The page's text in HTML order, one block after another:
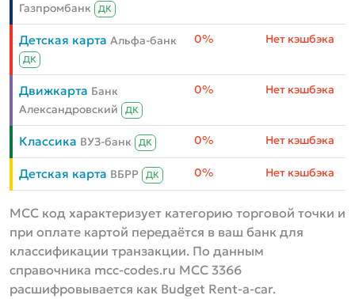
Газпромбанк ДК
Детская карта Альфа-банк
ДК
0% Нет кэшбэка
Движкарта Банк
Александровский
ДК
0% Нет кэшбэка
Классика ВУЗ-банк ДК 0% Нет кэшбэка
Детская карта ВБРР ДК 0% Нет кэшбэка
MCC код характеризует категорию торговой точки и
при оплате картой передаётся в ваш банк для
классификации транзакции. По данным
справочника mcc-codes.ru MCC 3366
расшифровывается как Budget Rent-a-car.